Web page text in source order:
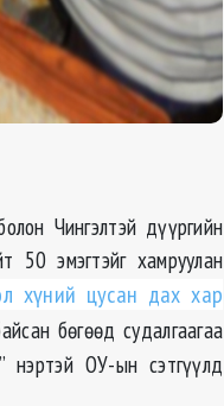
Чингэлтэй дүүргийн
50 эмэгтэйг хамруулан
хүний цусан дах хар
бөгөөд судалгаагаа
нэртэй ОУ-ын сэтгүүлд